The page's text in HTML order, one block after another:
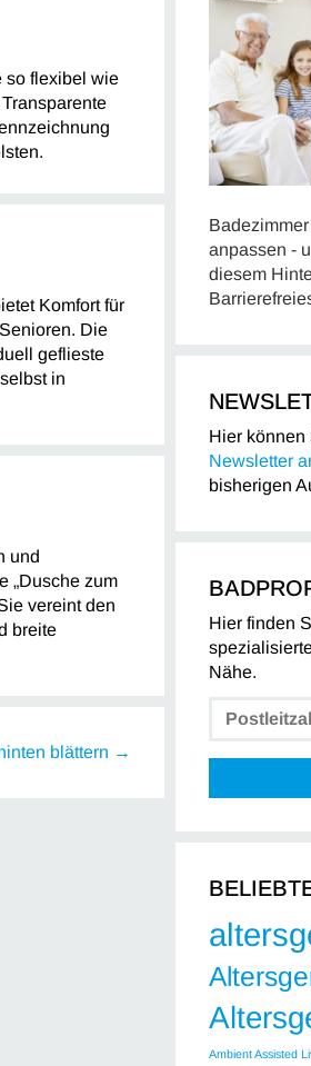
so flexibel wie
Komfort für
Die
geflieste
in
und
„Dusche zum
vereint den
breite
blättern →
anpassen -
diesem
Hier können
Newsletter
bisherigen
Hier finden
Nähe.
Ambient Assisted